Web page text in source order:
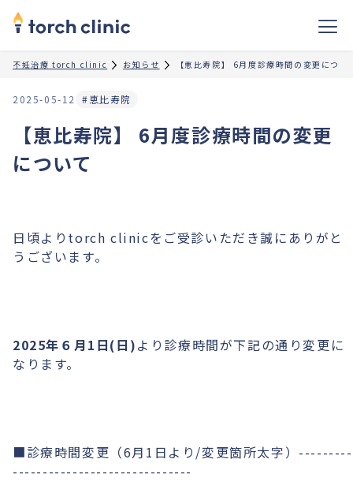
不妊治療 torch clinic お知らせ 【恵比寿院】 6月度診療時間の変更につい
2025-05-12 #恵比寿院
【恵比寿院】 6月度診療時間の変更
について
日頃よりtorch clinicをご受診いただき誠にありがと
うございます。
2025年６月1日(日)より診療時間が下記の通り変更に
なります。
■診療時間変更（6月1日より/変更箇所太字）---------
------------------------------